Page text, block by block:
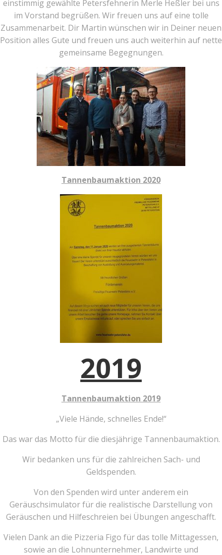
einstimmig gewählte Petersfehnerin Merle Heßler bei uns
im Vorstand begrüßen. Wir freuen uns auf eine tolle
Zusammenarbeit. Dir Martin wünschen wir in Deiner neuen
Position alles Gute und freuen uns auch weiterhin auf nette
gemeinsame Begegnungen.
Tannenbaumaktion 2020
2019
Tannenbaumaktion 2019
„Viele Hände, schnelles Ende!“
Das war das Motto für die diesjährige Tannenbaumaktion.
Wir bedanken uns für die zahlreichen Sach- und
Geldspenden.
Von den Spenden wird unter anderem ein
Geräuschsimulator für die realistische Darstellung von
Geräuschen und Hilfeschreien bei Übungen angeschafft.
Vielen Dank an die Pizzeria Figo für das tolle Mittagessen,
sowie an die Lohnunternehmer, Landwirte und